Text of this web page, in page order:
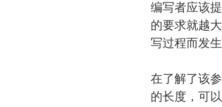
编写者应该
的要求就越
写过程而发
在了解了该
的长度，可